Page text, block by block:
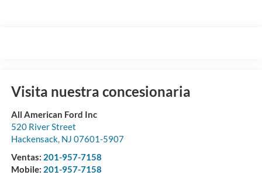
Visita nuestra concesionaria
All American Ford Inc
520 River Street
Hackensack, NJ 07601-5907
Ventas: 201-957-7158
Mobile: 201-957-7158